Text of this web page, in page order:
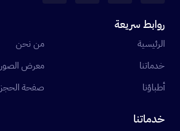
روابط سريعة
الرئيسية
من نحن
خدماتنا
معرض الصور
أطباؤنا
صفحة الحجز
خدماتنا